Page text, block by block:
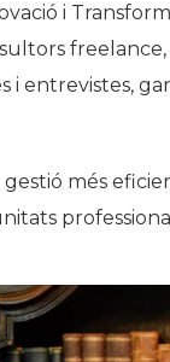
i
i entrevistes,
més